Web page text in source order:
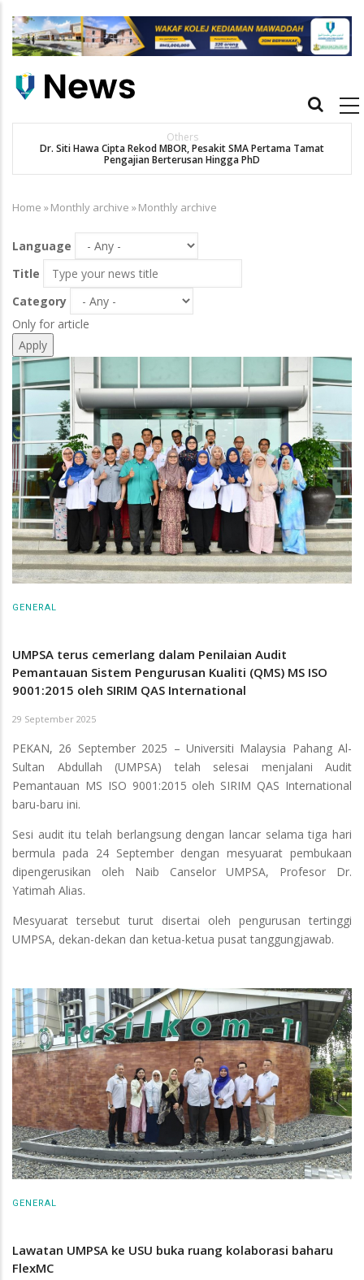
main
Main
Others
Dr. Siti Hawa Cipta Rekod MBOR, Pesakit SMA Pertama Tamat
Pengajian Berterusan Hingga PhD
Breadcrumb
Home »Monthly archive »Monthly archive
Language
Title
Category
Only for article
GENERAL
UMPSA terus cemerlang dalam Penilaian Audit
Pemantauan Sistem Pengurusan Kualiti (QMS) MS ISO
9001:2015 oleh SIRIM QAS International
29 September 2025
PEKAN, 26 September 2025 – Universiti Malaysia Pahang Al-
Sultan Abdullah (UMPSA) telah selesai menjalani Audit
Pemantauan MS ISO 9001:2015 oleh SIRIM QAS International
baru-baru ini.
Sesi audit itu telah berlangsung dengan lancar selama tiga hari
bermula pada 24 September dengan mesyuarat pembukaan
dipengerusikan oleh Naib Canselor UMPSA, Profesor Dr.
Yatimah Alias.
Mesyuarat tersebut turut disertai oleh pengurusan tertinggi
UMPSA, dekan-dekan dan ketua-ketua pusat tanggungjawab.
GENERAL
Lawatan UMPSA ke USU buka ruang kolaborasi baharu
FlexMC